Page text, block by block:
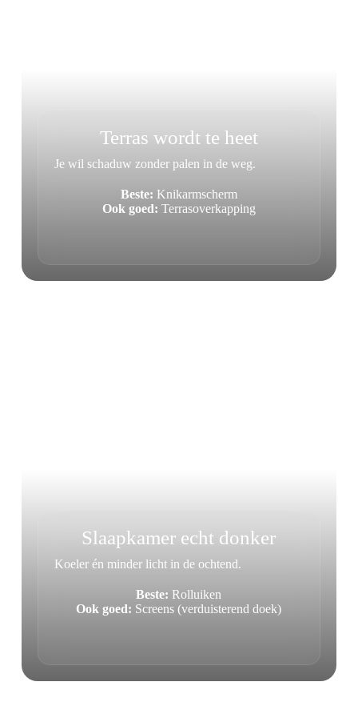
Terras wordt te heet
Je wil schaduw zonder palen in de weg.
Beste: Knikarmscherm
Ook goed: Terrasoverkapping
Slaapkamer echt donker
Koeler én minder licht in de ochtend.
Beste: Rolluiken
Ook goed: Screens (verduisterend doek)